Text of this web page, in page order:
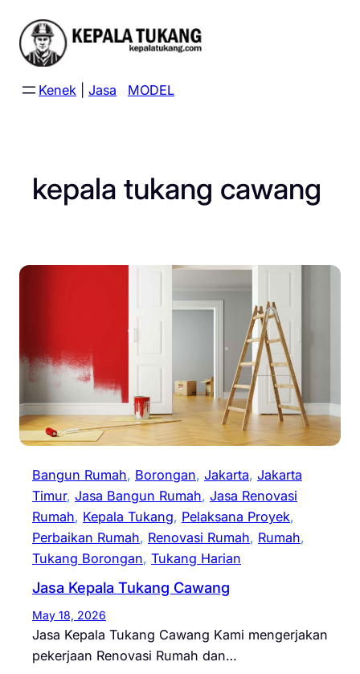
content
Kenek Jasa MODEL
kepala tukang cawang
Bangun Rumah, Borongan, Jakarta, Jakarta
Timur, Jasa Bangun Rumah, Jasa Renovasi
Rumah, Kepala Tukang, Pelaksana Proyek
Perbaikan Rumah, Renovasi Rumah, Rumah
Tukang Borongan, Tukang Harian
Jasa Kepala Tukang Cawang
May 18, 2026
Jasa Kepala Tukang Cawang Kami mengerjakan
pekerjaan Renovasi Rumah dan…